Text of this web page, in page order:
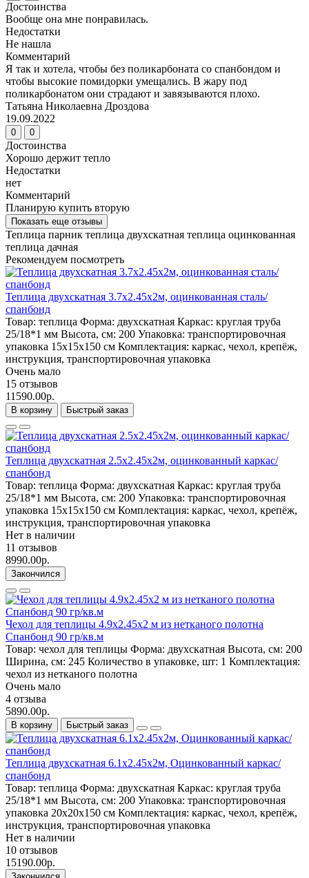
Достоинства
Вообще она мне понравилась.
Недостатки
Не нашла
Комментарий
Я так и хотела, чтобы без поликарбоната со спанбондом и
чтобы высокие помидорки умещались. В жару под
поликарбонатом они страдают и завязываются плохо.
Татьяна Николаевна Дроздова
19.09.2022
0 0
Достоинства
Хорошо держит тепло
Недостатки
нет
Комментарий
Планирую купить вторую
Показать еще отзывы
Теплица парник теплица двухскатная теплица оцинкованная
теплица дачная
Рекомендуем посмотреть
Теплица двухскатная 3.7х2.45х2м, оцинкованная сталь/
спанбонд
Товар: теплица Форма: двухскатная Каркас: круглая труба
25/18*1 мм Высота, см: 200 Упаковка: транспортировочная
упаковка 15x15x150 см Комплектация: каркас, чехол, крепёж,
инструкция, транспортировочная упаковка
Очень мало
15 отзывов
11590.00р.
В корзину Быстрый заказ
Теплица двухскатная 2.5x2.45x2м, оцинкованный каркас/
спанбонд
Товар: теплица Форма: двухскатная Каркас: круглая труба
25/18*1 мм Высота, см: 200 Упаковка: транспортировочная
упаковка 15x15x150 см Комплектация: каркас, чехол, крепёж,
инструкция, транспортировочная упаковка
Нет в наличии
11 отзывов
8990.00р.
Закончился
Чехол для теплицы 4.9х2.45х2 м из нетканого полотна
Спанбонд 90 гр/кв.м
Товар: чехол для теплицы Форма: двухскатная Высота, см: 200
Ширина, см: 245 Количество в упаковке, шт: 1 Комплектация:
чехол из нетканого полотна
Очень мало
4 отзыва
5890.00р.
В корзину Быстрый заказ
Теплица двухскатная 6.1х2.45х2м, Оцинкованный каркас/
спанбонд
Товар: теплица Форма: двухскатная Каркас: круглая труба
25/18*1 мм Высота, см: 200 Упаковка: транспортировочная
упаковка 20x20x150 см Комплектация: каркас, чехол, крепёж,
инструкция, транспортировочная упаковка
Нет в наличии
10 отзывов
15190.00р.